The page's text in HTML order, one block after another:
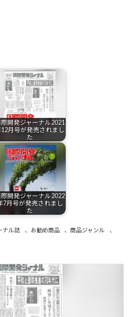
開発ジャーナル2021
12月号が発売されまし
た
開発ジャーナル2022
7月号が発売されまし
た
ナル誌 、 お勧め商品 、商品ジャンル
、